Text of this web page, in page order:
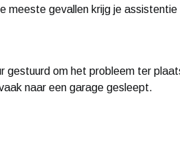
meeste gevallen krijg je assistentie
gestuurd om het probleem ter
naar een garage gesleept.